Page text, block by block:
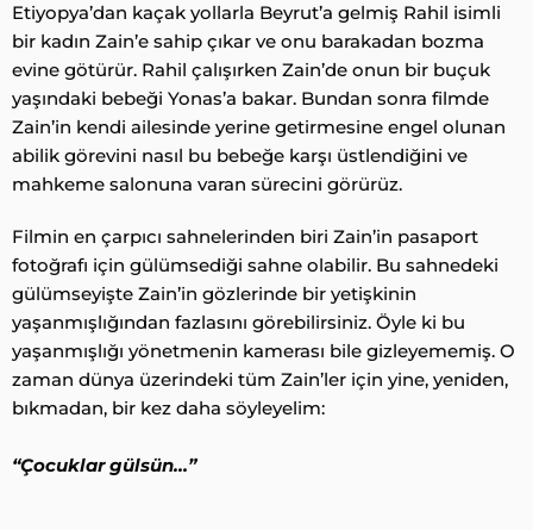
Etiyopya’dan kaçak yollarla Beyrut’a gelmiş Rahil isimli
bir kadın Zain’e sahip çıkar ve onu barakadan bozma
evine götürür. Rahil çalışırken Zain’de onun bir buçuk
yaşındaki bebeği Yonas’a bakar. Bundan sonra filmde
Zain’in kendi ailesinde yerine getirmesine engel olunan
abilik görevini nasıl bu bebeğe karşı üstlendiğini ve
mahkeme salonuna varan sürecini görürüz.
Filmin en çarpıcı sahnelerinden biri Zain’in pasaport
fotoğrafı için gülümsediği sahne olabilir. Bu sahnedeki
gülümseyişte Zain’in gözlerinde bir yetişkinin
yaşanmışlığından fazlasını görebilirsiniz. Öyle ki bu
yaşanmışlığı yönetmenin kamerası bile gizleyememiş. O
zaman dünya üzerindeki tüm Zain’ler için yine, yeniden,
bıkmadan, bir kez daha söyleyelim:
“Çocuklar gülsün…”